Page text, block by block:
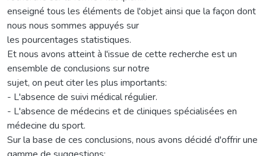
enseigné tous les éléments de l'objet ainsi que la façon dont
nous nous sommes appuyés sur
les pourcentages statistiques.
Et nous avons atteint à l'issue de cette recherche est un
ensemble de conclusions sur notre
sujet, on peut citer les plus importants:
- L'absence de suivi médical régulier.
- L'absence de médecins et de cliniques spécialisées en
médecine du sport.
Sur la base de ces conclusions, nous avons décidé d'offrir une